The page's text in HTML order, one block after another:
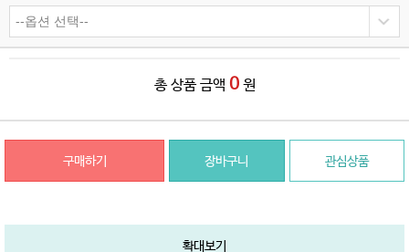
총 상품 금액 0 원
구매하기 장바구니 관심상품
확대보기